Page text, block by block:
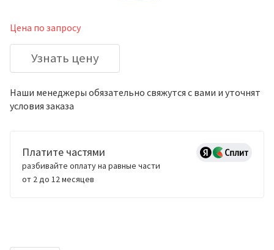
Цена по запросу
Узнать цену
Наши менеджеры обязательно свяжутся с вами и уточнят
условия заказа
Платите частями
разбивайте оплату на равные части
от 2 до 12 месяцев